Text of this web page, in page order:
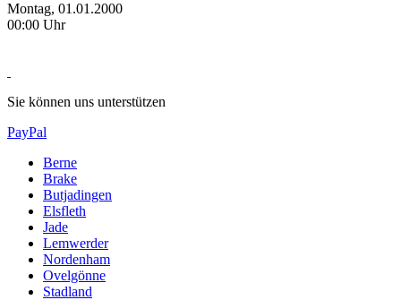
Montag, 01.01.2000
00:00 Uhr
Sie können uns unterstützen
PayPal
Berne
Brake
Butjadingen
Elsfleth
Jade
Lemwerder
Nordenham
Ovelgönne
Stadland